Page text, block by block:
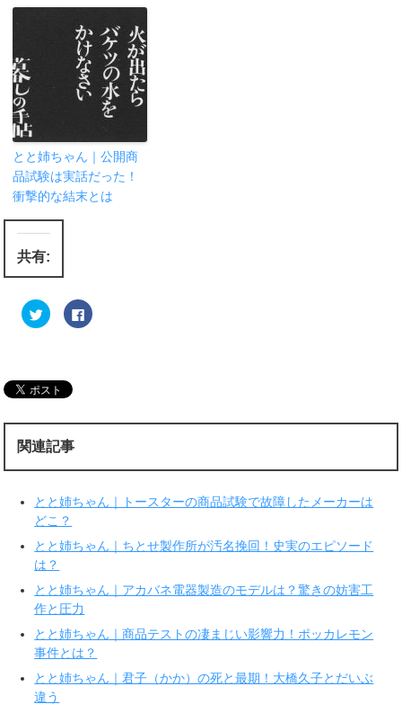
とと姉ちゃん｜公開商
品試験は実話だった！
衝撃的な結末とは
共有:
ク
リ
w
i
e
r
で
有
新
し
い
ウ
ン
ド
ウ
開
き
ま
F
a
す
ク
ク
だ
新
ィ
ン
ド
で
開
関連記事
とと姉ちゃん｜トースターの商品試験で故障したメーカーは
どこ？
とと姉ちゃん｜ちとせ製作所が汚名挽回！史実のエピソード
は？
とと姉ちゃん｜アカバネ電器製造のモデルは？驚きの妨害工
作と圧力
とと姉ちゃん｜商品テストの凄まじい影響力！ポッカレモン
事件とは？
とと姉ちゃん｜君子（かか）の死と最期！大橋久子とだいぶ
違う